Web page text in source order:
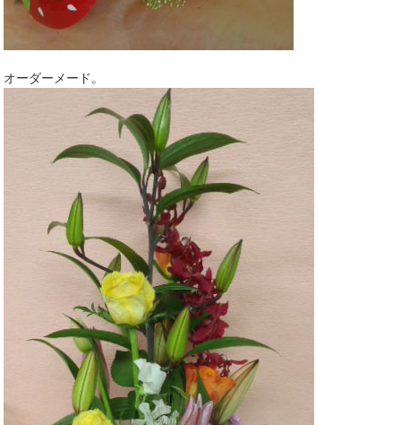
オーダーメード。